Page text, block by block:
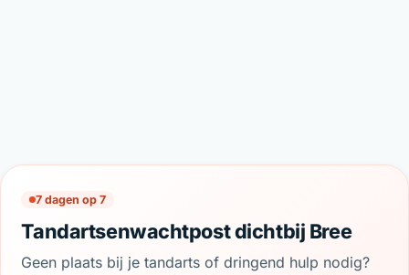
7 dagen op 7
Tandartsenwachtpost dichtbij Bree
Geen plaats bij je tandarts of dringend hulp nodig?